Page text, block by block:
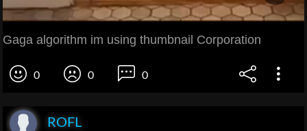
Gaga algorithm im using thumbnail Corporation
0 0 0
ROFL